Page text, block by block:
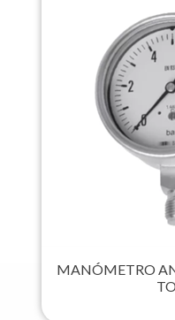
MANÓMETRO